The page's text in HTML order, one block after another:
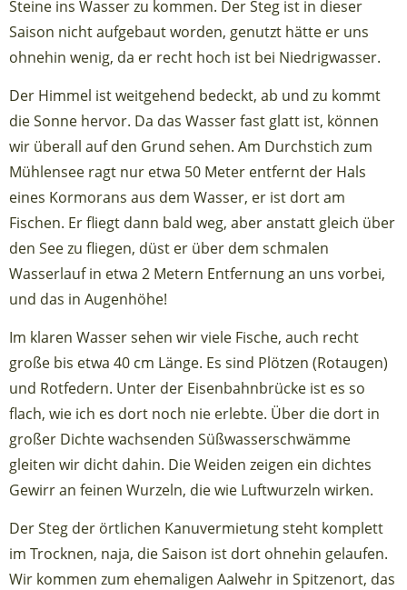
Steine ins Wasser zu kommen. Der Steg ist in dieser
Saison nicht aufgebaut worden, genutzt hätte er uns
ohnehin wenig, da er recht hoch ist bei Niedrigwasser.
Der Himmel ist weitgehend bedeckt, ab und zu kommt
die Sonne hervor. Da das Wasser fast glatt ist, können
wir überall auf den Grund sehen. Am Durchstich zum
Mühlensee ragt nur etwa 50 Meter entfernt der Hals
eines Kormorans aus dem Wasser, er ist dort am
Fischen. Er fliegt dann bald weg, aber anstatt gleich über
den See zu fliegen, düst er über dem schmalen
Wasserlauf in etwa 2 Metern Entfernung an uns vorbei,
und das in Augenhöhe!
Im klaren Wasser sehen wir viele Fische, auch recht
große bis etwa 40 cm Länge. Es sind Plötzen (Rotaugen)
und Rotfedern. Unter der Eisenbahnbrücke ist es so
flach, wie ich es dort noch nie erlebte. Über die dort in
großer Dichte wachsenden Süßwasserschwämme
gleiten wir dicht dahin. Die Weiden zeigen ein dichtes
Gewirr an feinen Wurzeln, die wie Luftwurzeln wirken.
Der Steg der örtlichen Kanuvermietung steht komplett
im Trocknen, naja, die Saison ist dort ohnehin gelaufen.
Wir kommen zum ehemaligen Aalwehr in Spitzenort, das